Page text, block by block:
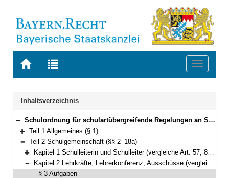
Zur
BAYERN.RECHT
Zur
letzten
Suche
Toggle
Navigation
Inhaltsverzeichnis
Bereich reduzieren
Schulordnung für schulartübergreifende Regelungen an Schulen in Bayern (Bayerische Schulordnung – BaySchO) Vom 1. Juli 2016 (GVBl. S. 164, 241) BayRS 2230-1-1-1-K (§§ 1–49)
Bereich erweitern
Teil 1 Allgemeines (§ 1)
Bereich reduzieren
Teil 2 Schulgemeinschaft (§§ 2–18a)
Bereich erweitern
Kapitel 1 Schulleiterin und Schulleiter (vergleiche Art. 57, 84 und 85 BayEUG) (§ 2)
Bereich reduzieren
Kapitel 2 Lehrkräfte, Lehrerkonferenz, Ausschüsse (vergleiche Art. 51, 53, 58 und 59 BayEUG) (§§ 3–7)
§ 3 Aufgaben